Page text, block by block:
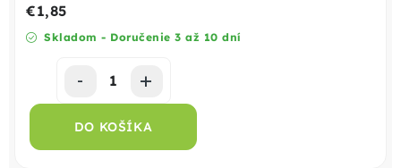
Skladom - Doručenie 3 až 10 dní
€1,85
DO KOŠÍKA